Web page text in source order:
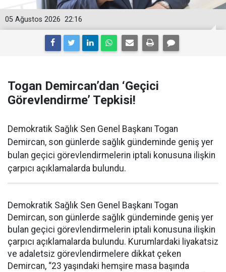
22:16
05 Ağustos 2026
Togan Demircan’dan ‘Geçici
Görevlendirme’ Tepkisi!
Demokratik Sağlık Sen Genel Başkanı Togan
Demircan, son günlerde sağlık gündeminde geniş yer
bulan geçici görevlendirmelerin iptali konusuna ilişkin
çarpıcı açıklamalarda bulundu.
Demokratik Sağlık Sen Genel Başkanı Togan
Demircan, son günlerde sağlık gündeminde geniş yer
bulan geçici görevlendirmelerin iptali konusuna ilişkin
çarpıcı açıklamalarda bulundu. Kurumlardaki liyakatsiz
ve adaletsiz görevlendirmelere dikkat çeken
Demircan, “23 yaşındaki hemşire masa başında